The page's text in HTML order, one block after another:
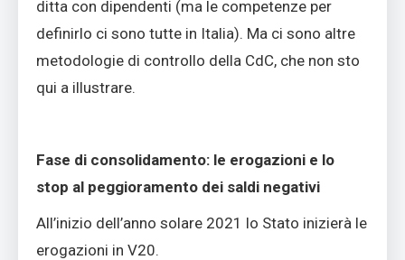
ditta con dipendenti (ma le competenze per
definirlo ci sono tutte in Italia). Ma ci sono altre
metodologie di controllo della CdC, che non sto
qui a illustrare.
Fase di consolidamento: le erogazioni e lo
stop al peggioramento dei saldi negativi
All’inizio dell’anno solare 2021 lo Stato inizierà le
erogazioni in V20.